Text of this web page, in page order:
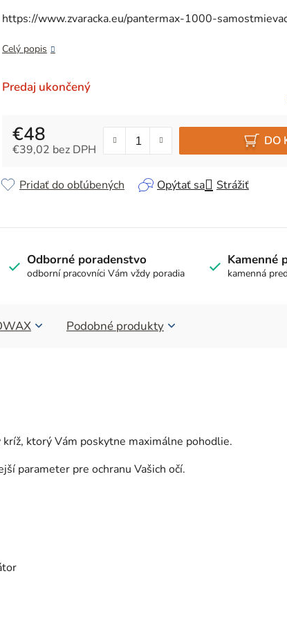
5
https://www.zvaracka.eu/pantermax-1000-
Celý popis
Predaj ukončený
€48
€39,02 bez DPH
DO
Opýtať sa Strážiť
Pridať do obľúbených
Odborné poradenstvo
odborní pracovníci Vám vždy poradia
Kamenné
kamenná
Podobné produkty
ktorý Vám poskytne maximálne pohodlie.
parameter pre ochranu Vašich očí.